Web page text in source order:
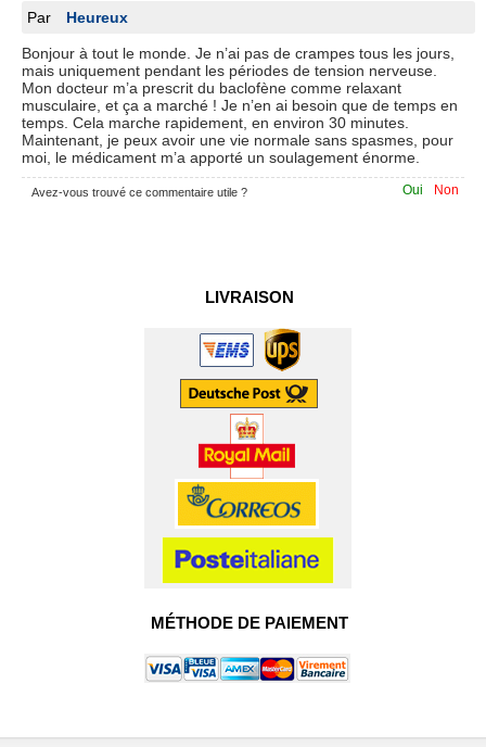
Par Heureux
Bonjour à tout le monde. Je n’ai pas de crampes tous les jours,
mais uniquement pendant les périodes de tension nerveuse.
Mon docteur m’a prescrit du baclofène comme relaxant
musculaire, et ça a marché ! Je n’en ai besoin que de temps en
temps. Cela marche rapidement, en environ 30 minutes.
Maintenant, je peux avoir une vie normale sans spasmes, pour
moi, le médicament m’a apporté un soulagement énorme.
Non
Oui
Avez-vous trouvé ce commentaire utile ?
MÉTHODE DE PAIEMENT
LIVRAISON